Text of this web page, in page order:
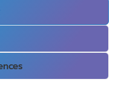
Privacy Notice